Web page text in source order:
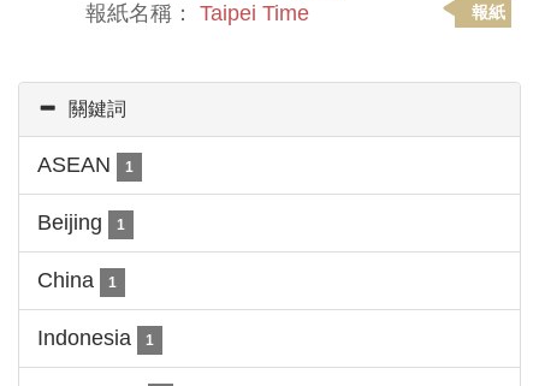
報紙名稱： Taipei Time 報紙
關鍵詞
ASEAN 1
Beijing 1
China 1
Indonesia 1